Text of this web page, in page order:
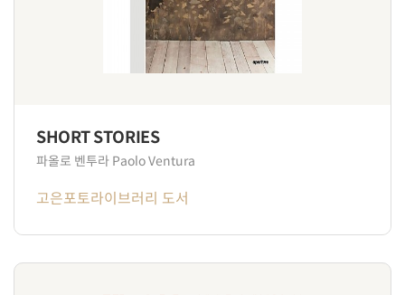
SHORT STORIES
파올로 벤투라 Paolo Ventura
고은포토라이브러리 도서